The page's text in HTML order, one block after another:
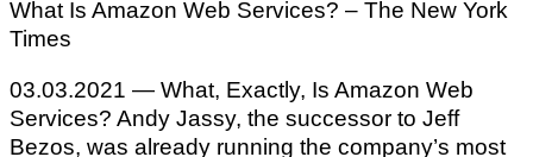
What Is Amazon Web Services? – The New York
Times
03.03.2021 — What, Exactly, Is Amazon Web
Services? Andy Jassy, the successor to Jeff
Bezos, was already running the company’s most